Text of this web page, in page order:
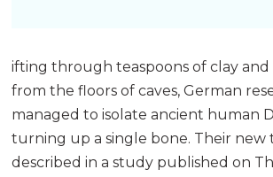
ifting through teaspoons of clay and
from the floors of caves, German
managed to isolate ancient human
turning up a single bone. Their new
described in a study published on